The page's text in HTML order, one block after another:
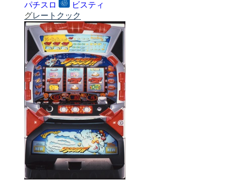
パチスロ
ビスティ
グレートクック